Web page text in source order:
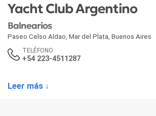
Yacht Club Argentino
Balnearios
Paseo Celso Aldao, Mar del Plata, Buenos Aires
TELÉFONO
+54 223-4511287
Leer más ↓